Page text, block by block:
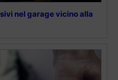
nel garage vicino alla